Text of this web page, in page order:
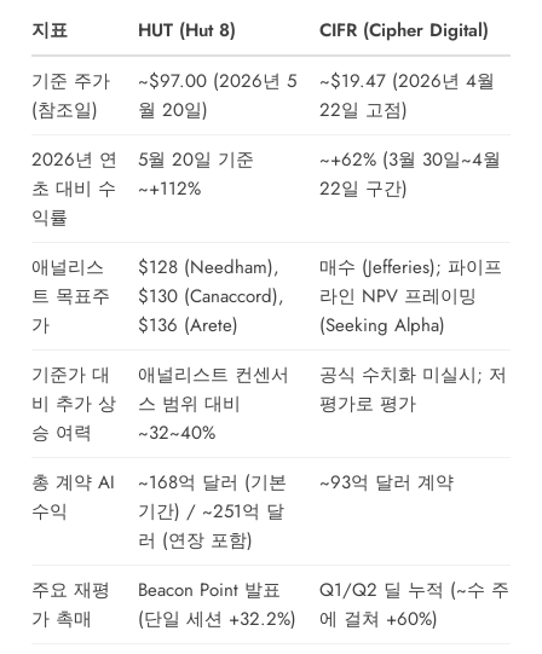
지표 HUT (Hut 8)
CIFR (Cipher Digital)
기준 주가
(참조일)
~$97.00 (2026년 5
월 20일)
~$19.47 (2026년 4월
22일 고점)
2026년 연
초 대비 수
익률
5월 20일 기준
~+112%
~+62% (3월 30일~4월
22일 구간)
애널리스
트 목표주
가
$128 (Needham),
$130 (Canaccord),
$136 (Arete)
매수 (Jefferies); 파이프
라인 NPV 프레이밍
(Seeking Alpha)
기준가 대
비 추가 상
승 여력
애널리스트 컨센서
스 범위 대비
~32~40%
공식 수치화 미실시; 저
평가로 평가
총 계약 AI
수익
~168억 달러 (기본
기간) / ~251억 달
러 (연장 포함)
~93억 달러 계약
주요 재평
가 촉매
Beacon Point 발표
(단일 세션 +32.2%)
Q1/Q2 딜 누적 (~수 주
에 걸쳐 +60%)